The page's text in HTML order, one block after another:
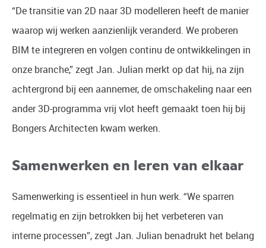
“De transitie van 2D naar 3D modelleren heeft de manier
waarop wij werken aanzienlijk veranderd. We proberen
BIM te integreren en volgen continu de ontwikkelingen in
onze branche,” zegt Jan. Julian merkt op dat hij, na zijn
achtergrond bij een aannemer, de omschakeling naar een
ander 3D-programma vrij vlot heeft gemaakt toen hij bij
Bongers Architecten kwam werken.
Samenwerken en leren van elkaar
Samenwerking is essentieel in hun werk. “We sparren
regelmatig en zijn betrokken bij het verbeteren van
interne processen”, zegt Jan. Julian benadrukt het belang